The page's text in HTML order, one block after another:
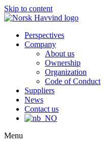
Skip to content
Perspectives
Company
About us
Ownership
Organization
Code of Conduct
Suppliers
News
Contact us
Menu